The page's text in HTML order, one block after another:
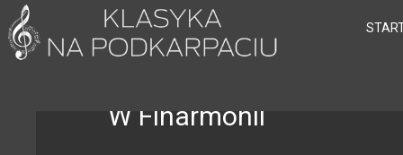
W Flharmonii